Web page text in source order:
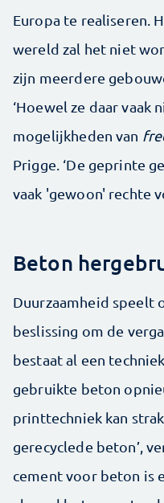
Europa te realiseren.
wereld zal het niet
zijn meerdere
‘Hoewel ze daar vaak
mogelijkheden van
Prigge. ‘De geprinte
vaak 'gewoon' rechte
Beton
Duurzaamheid speelt
beslissing om de
bestaat al een
gebruikte beton
printtechniek kan
gerecyclede beton’,
cement voor beton is